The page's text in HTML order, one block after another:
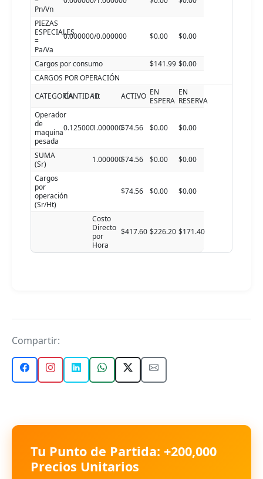
Pn/Vn
PIEZAS
ESPECIALES
=
Pa/Va
0.000000/0.000000 $0.00 $0.00
Cargos por consumo $141.99 $0.00
CARGOS POR OPERACIÓN
CATEGORÍACANTIDAD
Ht ACTIVO EN
ESPERA
EN
RESERVA
Operador
de
maquina
pesada
0.1250001.000000$74.56 $0.00 $0.00
SUMA
(Sr)
1.000000$74.56 $0.00
$0.00
Cargos
por
operación
(Sr/Ht)
$74.56 $0.00 $0.00
Costo
Directo
por
Hora
$417.60 $226.20 $171.40
Compartir:
Tu Punto de Partida: +200,000
Precios Unitarios